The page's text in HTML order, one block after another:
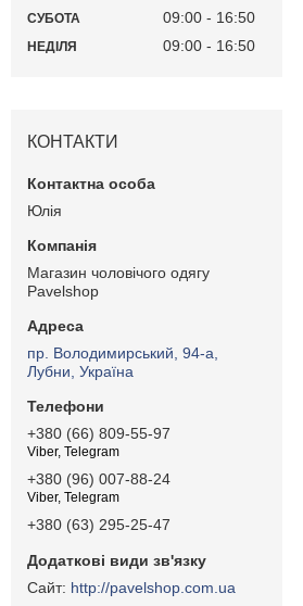
СУБОТА 09:00 16:50
НЕДІЛЯ 09:00 16:50
КОНТАКТИ
Юлія
Магазин чоловічого одягу
Pavelshop
пр. Володимирський, 94-а,
Лубни, Україна
+380 (66) 809-55-97
Viber, Telegram
+380 (96) 007-88-24
Viber, Telegram
+380 (63) 295-25-47
http://pavelshop.com.ua